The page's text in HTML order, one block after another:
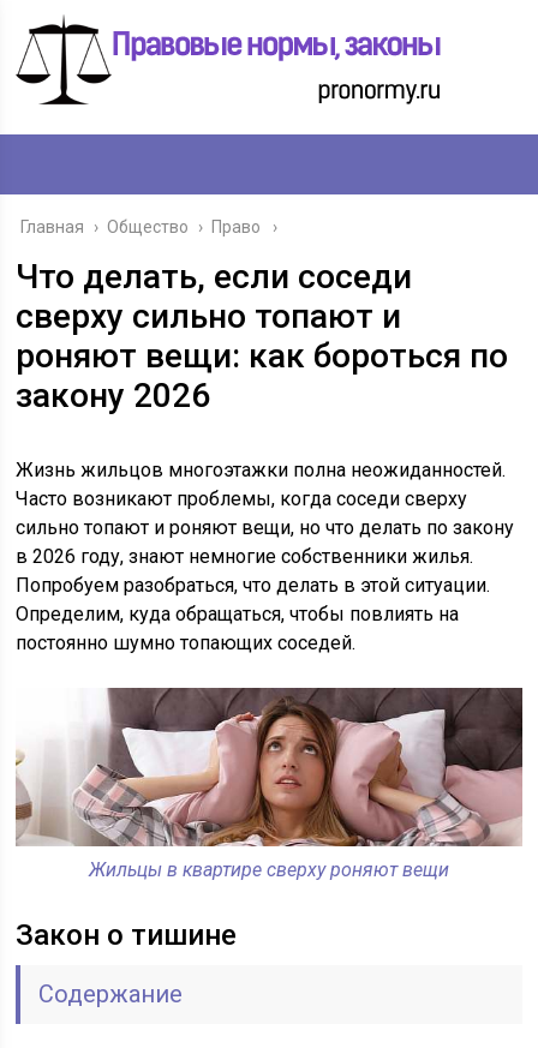
Главная › Общество › Право
Что делать, если соседи
сверху сильно топают и
роняют вещи: как бороться по
закону 2026
Жизнь жильцов многоэтажки полна неожиданностей.
Часто возникают проблемы, когда соседи сверху
сильно топают и роняют вещи, но что делать по закону
в 2026 году, знают немногие собственники жилья.
Попробуем разобраться, что делать в этой ситуации.
Определим, куда обращаться, чтобы повлиять на
постоянно шумно топающих соседей.
Жильцы в квартире сверху роняют вещи
Закон о тишине
Содержание